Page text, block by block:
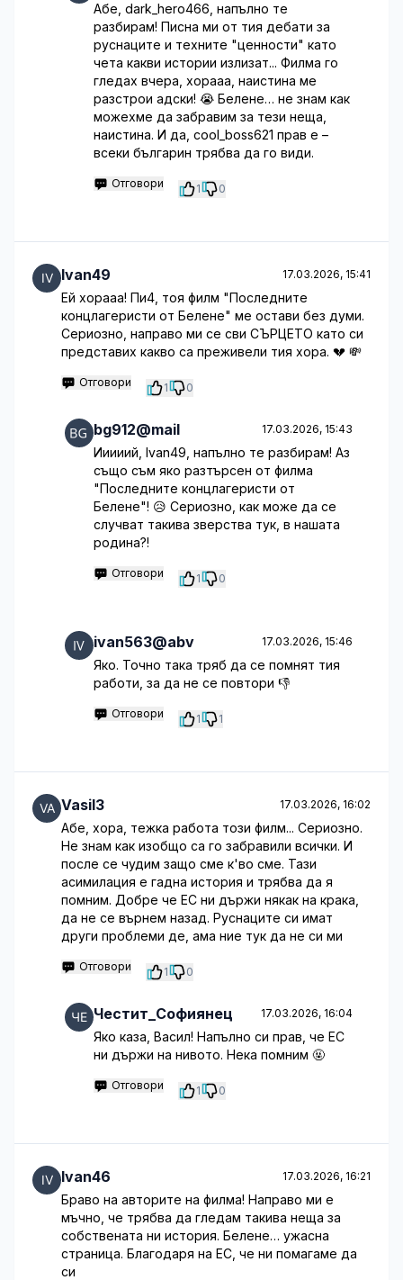
Абе, dark_hero466, напълно те
разбирам! Писна ми от тия дебати за
руснаците и техните "ценности" като
чета какви истории излизат... Филма го
гледах вчера, хорааа, наистина ме
разстрои адски! 😭 Белене… не знам как
можехме да забравим за тези неща,
наистина. И да, cool_boss621 прав е –
всеки българин трябва да го види.
Отговори 1 0
Ivan49 17.03.2026, 15:41
Ей хорааа! Пи4, тоя филм "Последните
концлагеристи от Белене" ме остави без думи.
Сериозно, направо ми се сви СЪРЦЕТО като си
представих какво са преживели тия хора. 💔 💸
Отговори 1 0
bg912@mail 17.03.2026, 15:43
Ииииий, Ivan49, напълно те разбирам! Аз
също съм яко разтърсен от филма
"Последните концлагеристи от
Белене"! 😥 Сериозно, как може да се
случват такива зверства тук, в нашата
родина?!
Отговори 1 0
ivan563@abv 17.03.2026, 15:46
Яко. Точно така тряб да се помнят тия
работи, за да не се повтори 👎
Отговори 1 1
Vasil3 17.03.2026, 16:02
Абе, хора, тежка работа този филм... Сериозно.
Не знам как изобщо са го забравили всички. И
после се чудим защо сме к'во сме. Тази
асимилация е гадна история и трябва да я
помним. Добре че ЕС ни държи някак на крака,
да не се върнем назад. Руснаците си имат
други проблеми де, ама ние тук да не си ми
Отговори 1 0
Честит_Софиянец 17.03.2026, 16:04
Яко каза, Васил! Напълно си прав, че ЕС
ни държи на нивото. Нека помним 🤬
Отговори 1 0
Ivan46 17.03.2026, 16:21
Браво на авторите на филма! Направо ми е
мъчно, че трябва да гледам такива неща за
собствената ни история. Белене… ужасна
страница. Благодаря на ЕС, че ни помагаме да
си